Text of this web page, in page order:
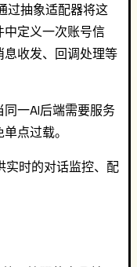
过抽象适配器将这
定义一次账号信
收发、回调处理等
一AI后端需要服务
点过载。
实时的对话监控、配